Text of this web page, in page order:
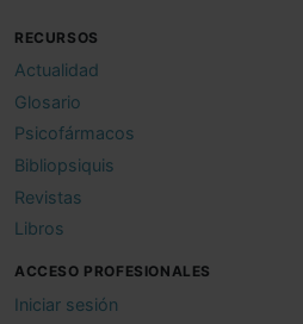
RECURSOS
Actualidad
Glosario
Psicofármacos
Bibliopsiquis
Revistas
Libros
ACCESO PROFESIONALES
Iniciar sesión